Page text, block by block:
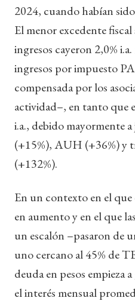
2024, cuando habían
El menor excedente
ingresos cayeron 2,0%
ingresos por impuesto
compensada por los
actividad–, en tanto que
i.a., debido mayormente
(+15%), AUH (+36%) y
(+132%).
En un contexto en el
en aumento y en el que
un escalón –pasaron de
uno cercano al 45% de
deuda en pesos empieza
el interés mensual